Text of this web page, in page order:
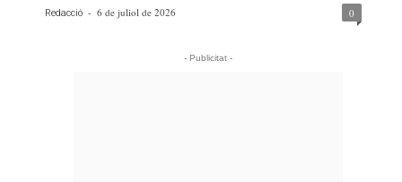
Redacció - 6 de juliol de 2026 0
- Publicitat -